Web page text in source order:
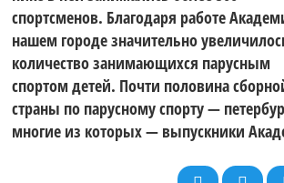
спортсменов. Благодаря работе
нашем городе значительно
количество занимающихся парусным
спортом детей. Почти половина
страны по парусному спорту —
многие из которых — выпускники